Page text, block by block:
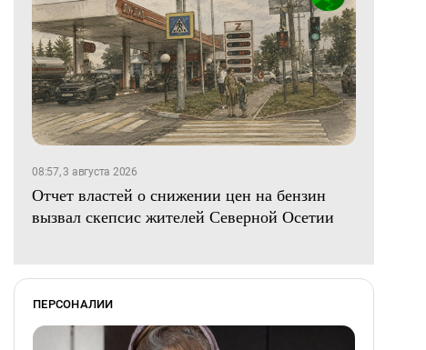
08:57, 3 августа 2026
Отчет властей о снижении цен на бензин
вызвал скепсис жителей Северной Осетии
ПЕРСОНАЛИИ